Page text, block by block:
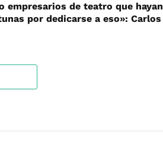
empresarios de teatro que hayan
por dedicarse a eso»: Carlos